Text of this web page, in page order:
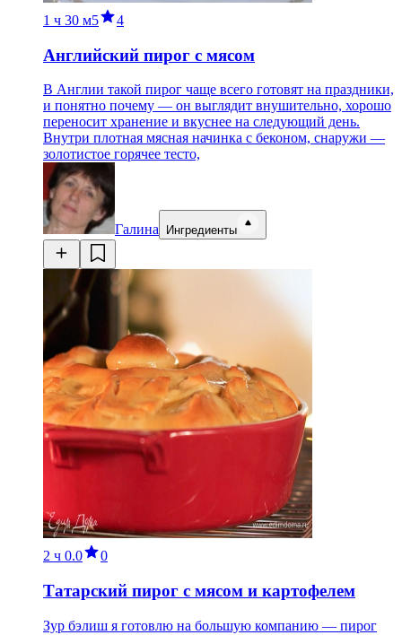
1 ч 30 м5 4
Английский пирог с мясом
В Англии такой пирог чаще всего готовят на праздники,
и понятно почему — он выглядит внушительно, хорошо
переносит хранение и вкуснее на следующий день.
Внутри плотная мясная начинка с беконом, снаружи —
золотистое горячее тесто,
Галина Ингредиенты
2 ч 0.0 0
Татарский пирог с мясом и картофелем
Зур бэлиш я готовлю на большую компанию — пирог